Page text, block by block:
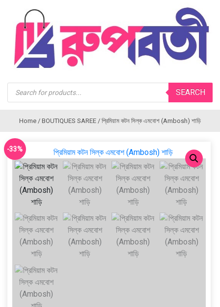
Products
search
SEARCH
Home / BOUTIQUES SAREE / প্রিমিয়াম কটন সিল্ক এমবোশ (Ambosh) শাড়ি
-33%